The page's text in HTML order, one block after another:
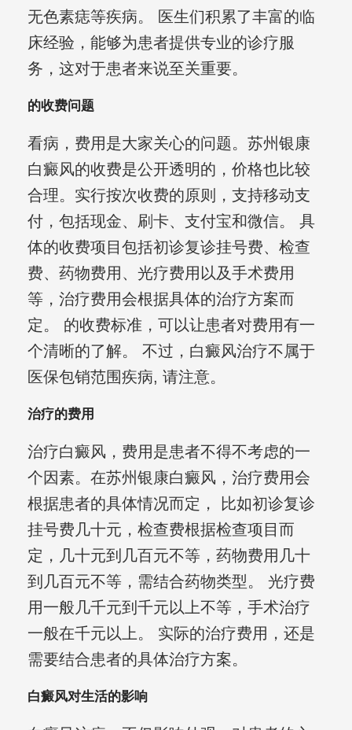
无色素痣等疾病。 医生们积累了丰富的临
床经验，能够为患者提供专业的诊疗服
务，这对于患者来说至关重要。
的收费问题
看病，费用是大家关心的问题。苏州银康
白癜风的收费是公开透明的，价格也比较
合理。实行按次收费的原则，支持移动支
付，包括现金、刷卡、支付宝和微信。 具
体的收费项目包括初诊复诊挂号费、检查
费、药物费用、光疗费用以及手术费用
等，治疗费用会根据具体的治疗方案而
定。 的收费标准，可以让患者对费用有一
个清晰的了解。 不过，白癜风治疗不属于
医保包销范围疾病, 请注意。
治疗的费用
治疗白癜风，费用是患者不得不考虑的一
个因素。在苏州银康白癜风，治疗费用会
根据患者的具体情况而定， 比如初诊复诊
挂号费几十元，检查费根据检查项目而
定，几十元到几百元不等，药物费用几十
到几百元不等，需结合药物类型。 光疗费
用一般几千元到千元以上不等，手术治疗
一般在千元以上。 实际的治疗费用，还是
需要结合患者的具体治疗方案。
白癜风对生活的影响